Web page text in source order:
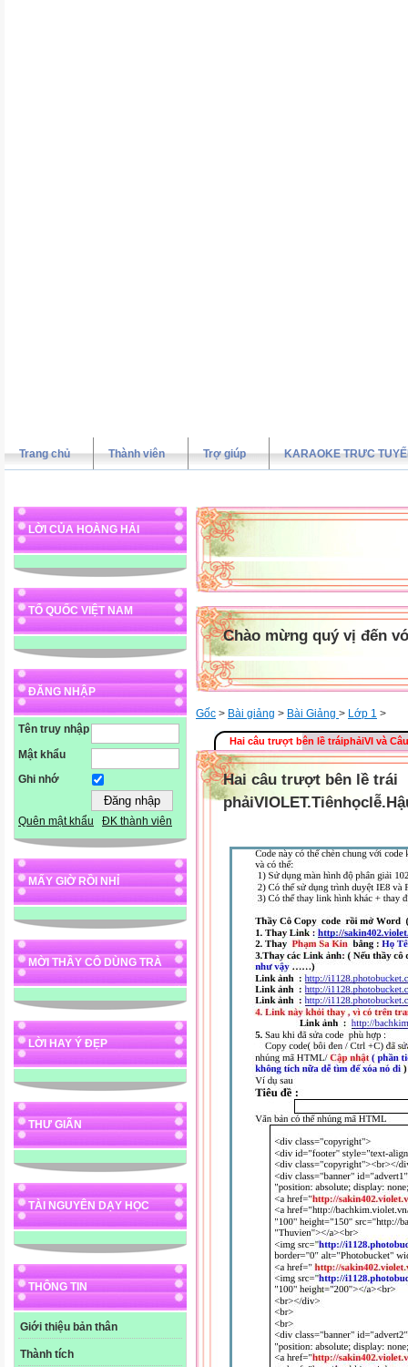
Trang chủ Thành viên Trợ giúp KARAOKE TRƯC
LỜI CỦA HOÀNG HẢI
TỔ QUỐC VIỆT NAM
ĐĂNG NHẬP
Tên truy nhập
Mật khẩu
Ghi nhớ
Quên mật khẩu ĐK thành viên
MẤY GIỜ RỒI NHỈ
MỜI THẦY CÔ DÙNG TRÀ
LỜI HAY Ý ĐẸP
THƯ GIÃN
TÀI NGUYÊN DẠY HỌC
THÔNG TIN
Giới thiệu bản thân
Thành tích
Chào mừng quý vị đến
Gốc > Bài giảng > Bài Giảng > Lớp 1 >
Hai câu trượt bên lề tráiphảiVI và
Hai câu trượt bên lề trái